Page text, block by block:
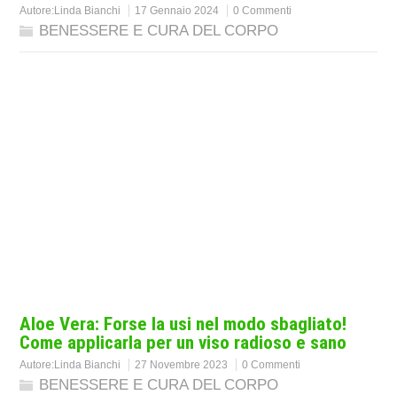
Autore:Linda Bianchi 17 Gennaio 2024 0 Commenti
BENESSERE E CURA DEL CORPO
Aloe Vera: Forse la usi nel modo sbagliato!
Come applicarla per un viso radioso e sano
Autore:Linda Bianchi 27 Novembre 2023 0 Commenti
BENESSERE E CURA DEL CORPO